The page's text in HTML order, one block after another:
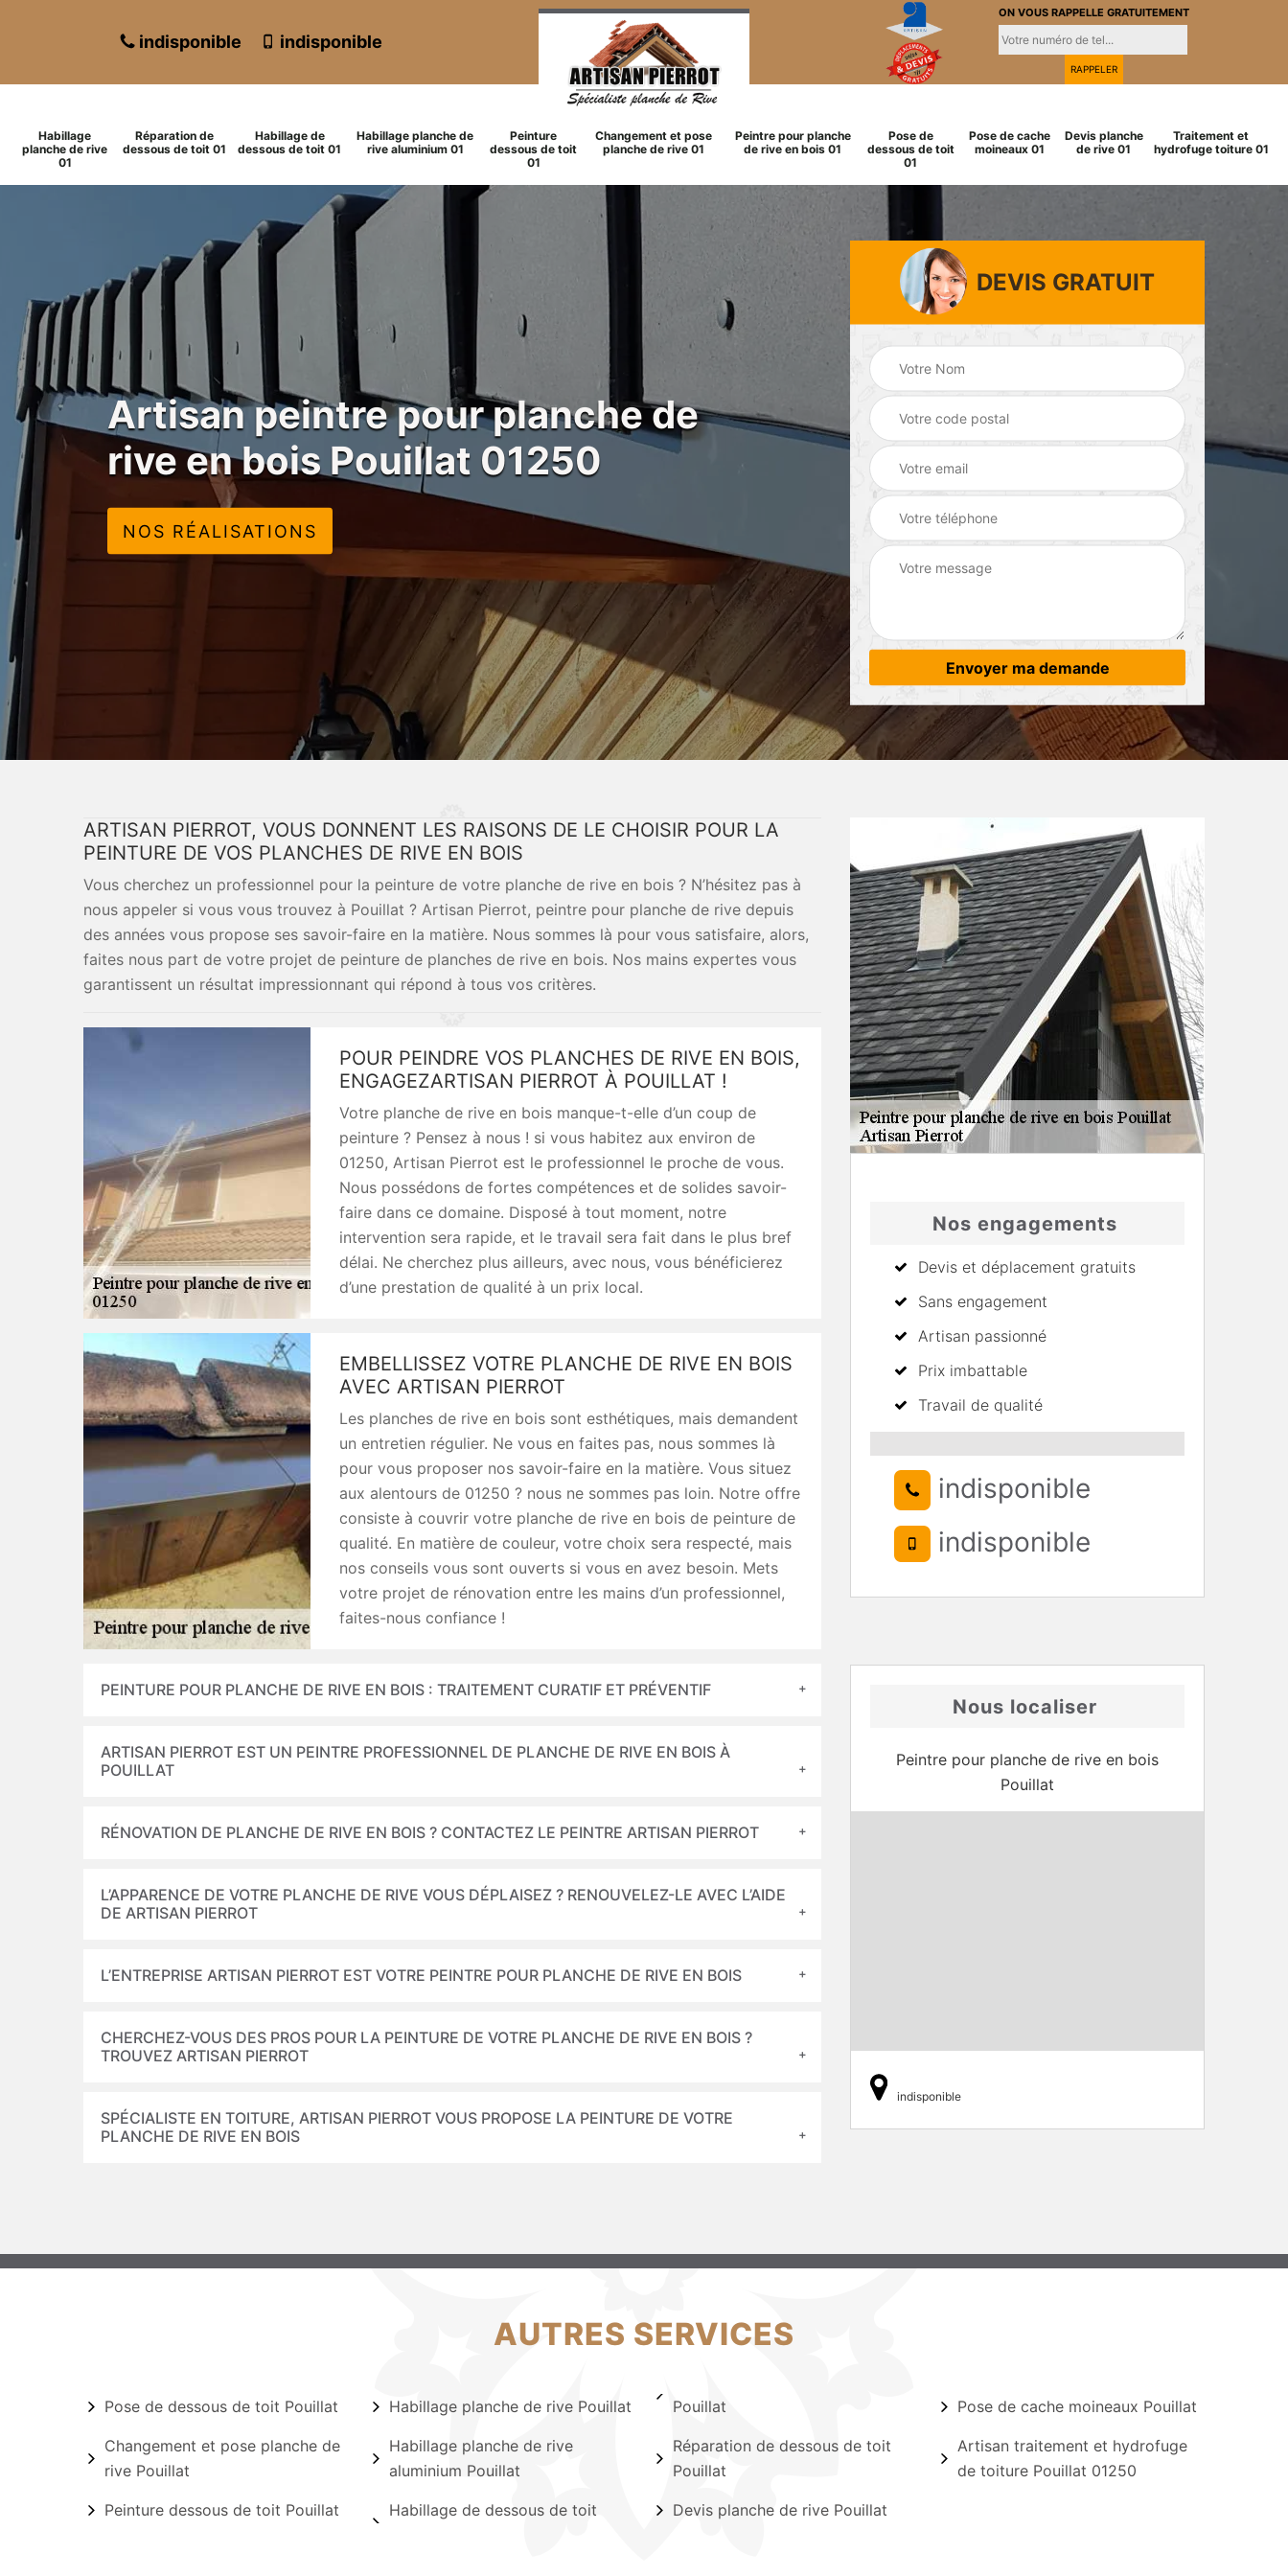
indisponible indisponible
ON VOUS RAPPELLE GRATUITEMENT
Habillage
planche de rive
01
Réparation de
dessous de toit 01
Habillage de
dessous de toit 01
Habillage planche de
rive aluminium 01
Peinture
dessous de toit
01
Changement et pose
planche de rive 01
Peintre pour planche
de rive en bois 01
Pose de
dessous de toit
01
Pose de cache
moineaux 01
Devis planche
de rive 01
Traitement et
hydrofuge toiture 01
Artisan peintre pour planche de
rive en bois Pouillat 01250
NOS RÉALISATIONS
DEVIS GRATUIT
ARTISAN PIERROT, VOUS DONNENT LES RAISONS DE LE CHOISIR POUR LA
PEINTURE DE VOS PLANCHES DE RIVE EN BOIS
Vous cherchez un professionnel pour la peinture de votre planche de rive en bois ? N’hésitez pas à
nous appeler si vous vous trouvez à Pouillat ? Artisan Pierrot, peintre pour planche de rive depuis
des années vous propose ses savoir-faire en la matière. Nous sommes là pour vous satisfaire, alors,
faites nous part de votre projet de peinture de planches de rive en bois. Nos mains expertes vous
garantissent un résultat impressionnant qui répond à tous vos critères.
POUR PEINDRE VOS PLANCHES DE RIVE EN BOIS,
ENGAGEZARTISAN PIERROT À POUILLAT !
Votre planche de rive en bois manque-t-elle d’un coup de
peinture ? Pensez à nous ! si vous habitez aux environ de
01250, Artisan Pierrot est le professionnel le proche de vous.
Nous possédons de fortes compétences et de solides savoir-
faire dans ce domaine. Disposé à tout moment, notre
intervention sera rapide, et le travail sera fait dans le plus bref
délai. Ne cherchez plus ailleurs, avec nous, vous bénéficierez
d’une prestation de qualité à un prix local.
EMBELLISSEZ VOTRE PLANCHE DE RIVE EN BOIS
AVEC ARTISAN PIERROT
Les planches de rive en bois sont esthétiques, mais demandent
un entretien régulier. Ne vous en faites pas, nous sommes là
pour vous proposer nos savoir-faire en la matière. Vous situez
aux alentours de 01250 ? nous ne sommes pas loin. Notre offre
consiste à couvrir votre planche de rive en bois de peinture de
qualité. En matière de couleur, votre choix sera respecté, mais
nos conseils vous sont ouverts si vous en avez besoin. Mets
votre projet de rénovation entre les mains d’un professionnel,
faites-nous confiance !
PEINTURE POUR PLANCHE DE RIVE EN BOIS : TRAITEMENT CURATIF ET PRÉVENTIF
ARTISAN PIERROT EST UN PEINTRE PROFESSIONNEL DE PLANCHE DE RIVE EN BOIS À
POUILLAT
RÉNOVATION DE PLANCHE DE RIVE EN BOIS ? CONTACTEZ LE PEINTRE ARTISAN PIERROT
L’APPARENCE DE VOTRE PLANCHE DE RIVE VOUS DÉPLAISEZ ? RENOUVELEZ-LE AVEC L’AIDE
DE ARTISAN PIERROT
L’ENTREPRISE ARTISAN PIERROT EST VOTRE PEINTRE POUR PLANCHE DE RIVE EN BOIS
CHERCHEZ-VOUS DES PROS POUR LA PEINTURE DE VOTRE PLANCHE DE RIVE EN BOIS ?
TROUVEZ ARTISAN PIERROT
SPÉCIALISTE EN TOITURE, ARTISAN PIERROT VOUS PROPOSE LA PEINTURE DE VOTRE
PLANCHE DE RIVE EN BOIS
Nos engagements
Devis et déplacement gratuits
Sans engagement
Artisan passionné
Prix imbattable
Travail de qualité
indisponible
indisponible
Nous localiser
Peintre pour planche de rive en bois
Pouillat
indisponible
AUTRES SERVICES
Pose de dessous de toit Pouillat
Changement et pose planche de
rive Pouillat
Peinture dessous de toit Pouillat
Habillage planche de rive Pouillat
Habillage planche de rive
aluminium Pouillat
Habillage de dessous de toit
Pouillat
Réparation de dessous de toit
Pouillat
Devis planche de rive Pouillat
Pose de cache moineaux Pouillat
Artisan traitement et hydrofuge
de toiture Pouillat 01250